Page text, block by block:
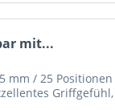
mit...
/ 25